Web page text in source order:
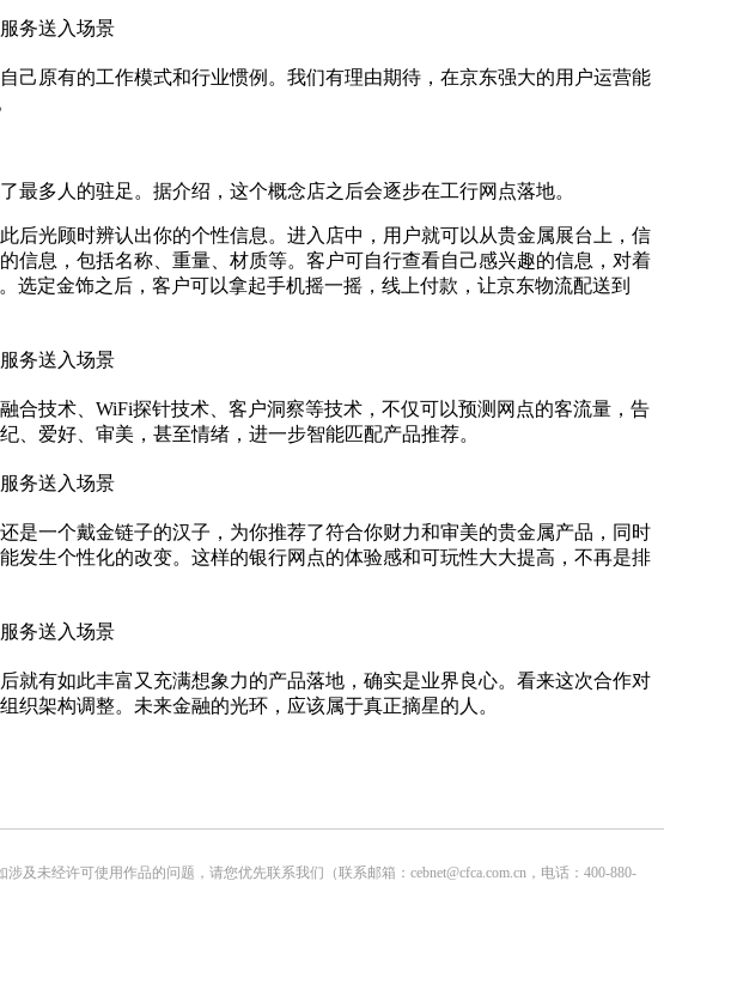
原有的工作模式和行业惯例。我们有理由期待，在京东强大的用户运营能
多人的驻足。据介绍，这个概念店之后会逐步在工行网点落地。
光顾时辨认出你的个性信息。进入店中，用户就可以从贵金属展台上，信
信息，包括名称、重量、材质等。客户可自行查看自己感兴趣的信息，对着
定金饰之后，客户可以拿起手机摇一摇，线上付款，让京东物流配送到
技术、WiFi探针技术、客户洞察等技术，不仅可以预测网点的客流量，告
爱好、审美，甚至情绪，进一步智能匹配产品推荐。
一个戴金链子的汉子，为你推荐了符合你财力和审美的贵金属产品，同时
发生个性化的改变。这样的银行网点的体验感和可玩性大大提高，不再是排
有如此丰富又充满想象力的产品落地，确实是业界良心。看来这次合作对
架构调整。未来金融的光环，应该属于真正摘星的人。
未经许可使用作品的问题，请您优先联系我们（联系邮箱：cebnet@cfca.com.cn，电话：400-880-